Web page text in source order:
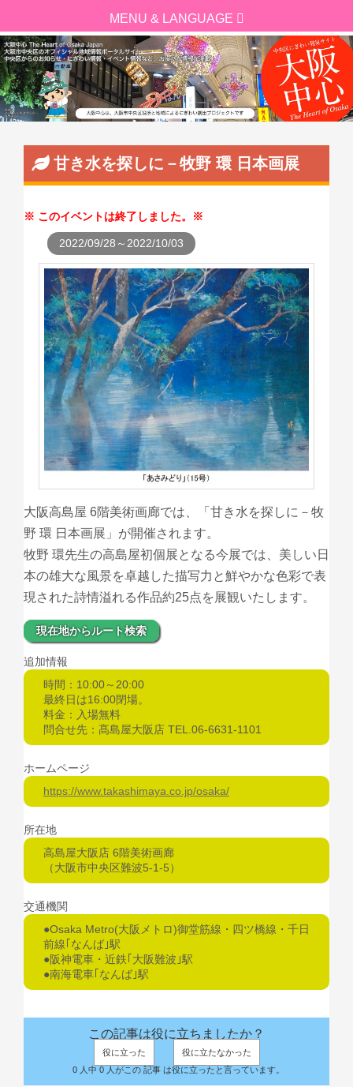
甘き水を探しに－牧野 環 日本画展
このイベントは終了しました。
2022/09/28～2022/10/03
大阪高島屋 6階美術画廊では、「甘き水を探しに－牧
野 環 日本画展」が開催されます。
牧野 環先生の高島屋初個展となる今展では、美しい日
本の雄大な風景を卓越した描写力と鮮やかな色彩で表
現された詩情溢れる作品約25点を展観いたします。
現在地からルート検索
追加情報
時間：10:00～20:00
最終日は16:00閉場。
料金：入場無料
問合せ先：髙島屋大阪店 TEL.06-6631-1101
ホームページ
https://www.takashimaya.co.jp/osaka/
所在地
高島屋大阪店 6階美術画廊
（大阪市中央区難波5-1-5）
交通機関
●Osaka Metro(大阪メトロ)御堂筋線・四ツ橋線・千日
前線｢なんば｣駅
●阪神電車・近鉄｢大阪難波｣駅
●南海電車｢なんば｣駅
この記事は役に立ちましたか？
役に立った
役に立たなかった
0 人中 0 人がこの 記事 は役に立ったと言っています。